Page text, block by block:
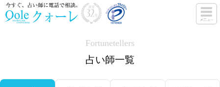
Fortunetellers
占い師一覧